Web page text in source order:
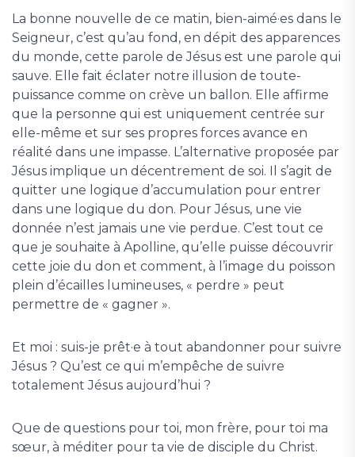
La bonne nouvelle de ce matin, bien-aimé·es dans le
Seigneur, c’est qu’au fond, en dépit des apparences
du monde, cette parole de Jésus est une parole qui
sauve. Elle fait éclater notre illusion de toute-
puissance comme on crève un ballon. Elle affirme
que la personne qui est uniquement centrée sur
elle-même et sur ses propres forces avance en
réalité dans une impasse. L’alternative proposée par
Jésus implique un décentrement de soi. Il s’agit de
quitter une logique d’accumulation pour entrer
dans une logique du don. Pour Jésus, une vie
donnée n’est jamais une vie perdue. C’est tout ce
que je souhaite à Apolline, qu’elle puisse découvrir
cette joie du don et comment, à l’image du poisson
plein d’écailles lumineuses, « perdre » peut
permettre de « gagner ».
Et moi : suis-je prêt·e à tout abandonner pour suivre
Jésus ? Qu’est ce qui m’empêche de suivre
totalement Jésus aujourd’hui ?
Que de questions pour toi, mon frère, pour toi ma
sœur, à méditer pour ta vie de disciple du Christ.